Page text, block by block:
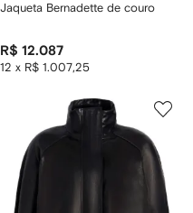
Jaqueta Bernadette de couro
R$ 12.087
12 x R$ 1.007,25